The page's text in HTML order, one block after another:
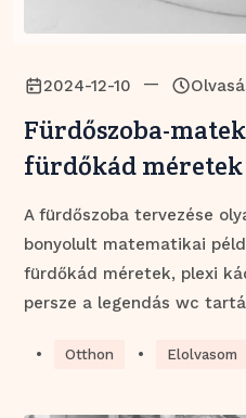
2024-12-10 —
Fürdőszoba-
fürdőkád méretek
A fürdőszoba tervezése
bonyolult matematikai
fürdőkád méretek, plexi
persze a legendás wc
• Otthon • Elolvasom